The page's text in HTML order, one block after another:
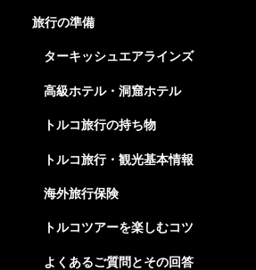
旅行の準備
ターキッシュエアラインズ
高級ホテル・洞窟ホテル
トルコ旅行の持ち物
トルコ旅行・観光基本情報
海外旅行保険
トルコツアーを楽しむコツ
よくあるご質問とその回答